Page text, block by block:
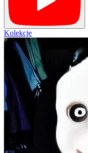
Kolekcje